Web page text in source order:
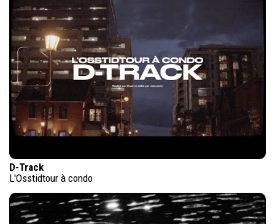
D-Track
L'Osstidtour à condo